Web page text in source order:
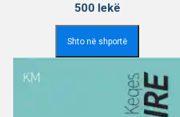
500 lekë
Shto në shportë